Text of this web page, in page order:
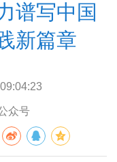
谱写中国
新篇章
众号